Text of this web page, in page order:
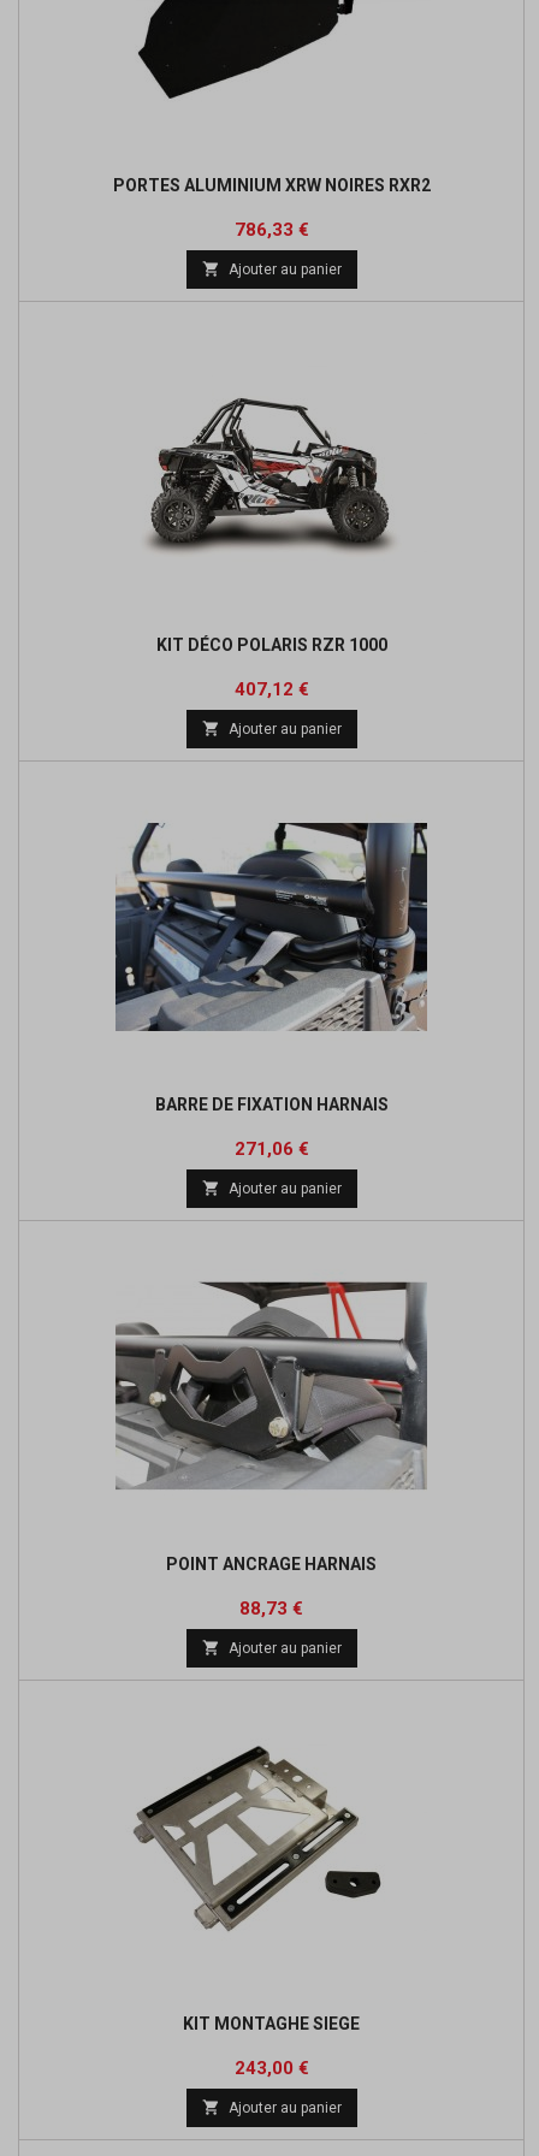
PORTES ALUMINIUM XRW NOIRES RXR2
Prix
786,33 €Prix
de
base
 Ajouter au panier
KIT DÉCO POLARIS RZR 1000
Prix
407,12 €Prix
de
base
 Ajouter au panier
BARRE DE FIXATION HARNAIS
Prix
271,06 €Prix
de
base
 Ajouter au panier
POINT ANCRAGE HARNAIS
Prix
88,73 €
base
 Ajouter au panier
KIT MONTAGHE SIEGE
Prix
243,00 €Prix
de
base
 Ajouter au panier